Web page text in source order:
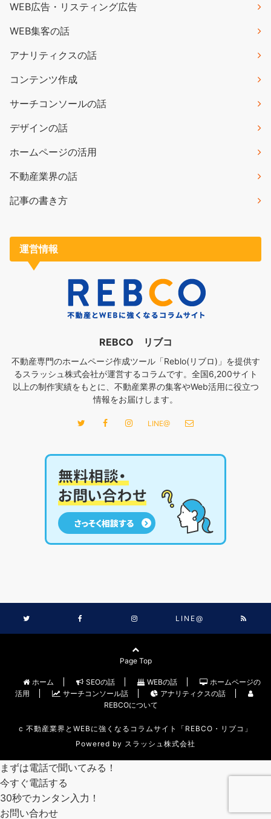
WEB広告・リスティング広告
WEB集客の話
アナリティクスの話
コンテンツ作成
サーチコンソールの話
デザインの話
ホームページの活用
不動産業界の話
記事の書き方
運営情報
REBCO リブコ
不動産専門のホームページ作成ツール「Reblo(リブロ)」を提供す
るスラッシュ株式会社が運営するコラムです。全国6,200サイト
以上の制作実績をもとに、不動産業界の集客やWeb活用に役立つ
情報をお届けします。
LINE@
LINE@
Page Top
ホーム SEOの話 WEBの話
ホームページの
活用
サーチコンソール話
アナリティクスの話
REBCOについて
c 不動産業界とWEBに強くなるコラムサイト「REBCO・リブコ」
Powered by スラッシュ株式会社
まずは電話で聞いてみる！
今すぐ電話する
30秒でカンタン入力！
お問い合わせ